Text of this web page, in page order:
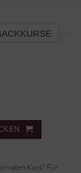
Kurs? Für